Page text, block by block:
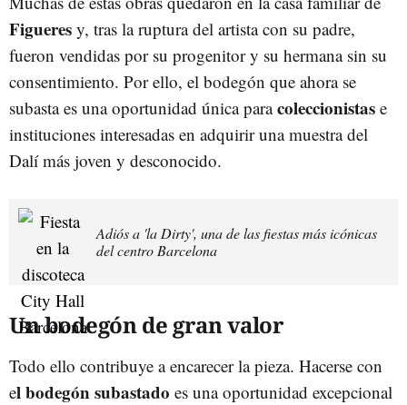
Figueres y, tras la ruptura del artista con su padre,
fueron vendidas por su progenitor y su hermana sin su
consentimiento. Por ello, el bodegón que ahora se
subasta es una oportunidad única paracoleccionistas e
instituciones interesadas en adquirir una muestra del
Dalí más joven y desconocido.
Adiós a 'la Dirty', una de las fiestas más icónicas
del centro Barcelona
Un bodegón de gran valor
Todo ello contribuye a encarecer la pieza. Hacerse con
el bodegón subastado es una oportunidad excepcional